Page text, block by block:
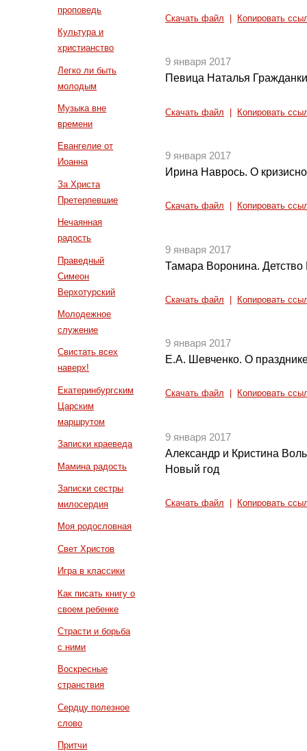
проповедь
Культура и
христианство
Легко ли быть
молодым
Музыка вне
времени
Евангелие от
Иоанна
За Христа
Претерпевшие
Нечаянная
радость
Праведный
Симеон
Верхотурский
Молодежное
служение
Свистать всех
наверх!
Екатеринбургским
Царским
маршрутом
Записки краеведа
Мамина радость
Записки сестры
милосердия
Моя родословная
Свет Христов
Игра в классики
Как писать книгу о
своем ребенке
Страсти и борьба
с ними
Воскресные
странствия
Сердцу полезное
слово
Притчи
Скачать файл Копировать
9 января 2017
Певица Наталья
Скачать файл Копировать
9 января 2017
Ирина Наврось. О
Скачать файл Копировать
9 января 2017
Тамара Воронина. Детство
Скачать файл Копировать
9 января 2017
Е.А. Шевченко. О
Скачать файл Копировать
9 января 2017
Александр и Кристина
Новый год
Скачать файл Копировать